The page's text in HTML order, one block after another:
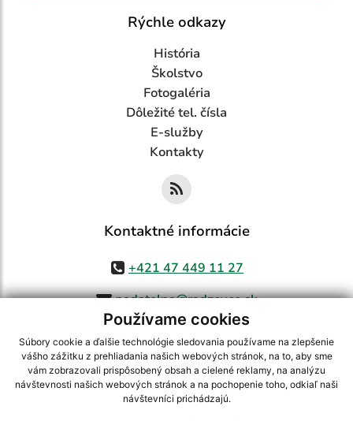
Používame cookies
Súbory cookie a ďalšie technológie sledovania používame na zlepšenie
vášho zážitku z prehliadania našich webových stránok, na to, aby sme
vám zobrazovali prispôsobený obsah a cielené reklamy, na analýzu
návštevnosti našich webových stránok a na pochopenie toho, odkiaľ naši
návštevníci prichádzajú.
Rýchle odkazy
História
Školstvo
Fotogaléria
Dôležité tel. čísla
E-služby
Kontakty
Kontaktné informácie
+421 47 449 11 27
podatelna@radzovce.sk
využite možnosť získavania aktuálnych informácií s využitím RSS
CMS systém (redakčný) systém ECHELON 2,Mapa stránok,web portál
webex.digital, s.r.o.,domény,registrácia domény